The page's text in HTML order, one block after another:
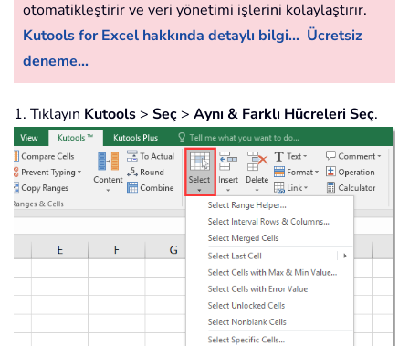
otomatikleştirir ve veri yönetimi işlerini kolaylaştırır.
Kutools for Excel hakkında detaylı bilgi... Ücretsiz
deneme...
1. Tıklayın Kutools > Seç > Aynı & Farklı Hücreleri Seç.